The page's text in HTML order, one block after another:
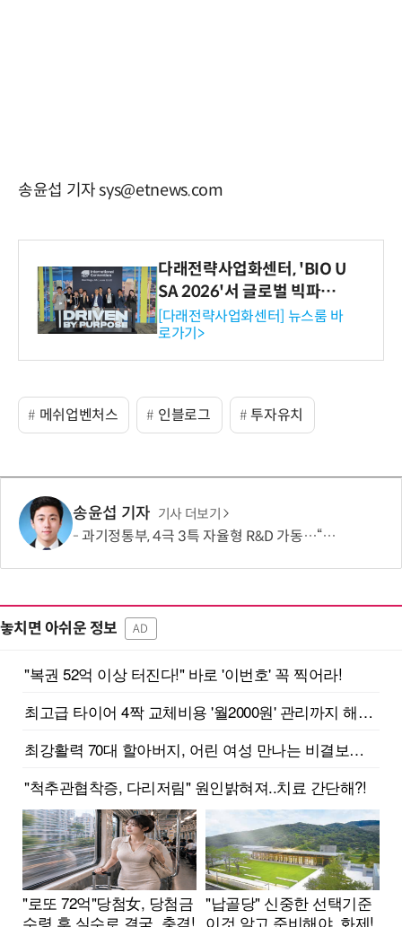
송윤섭 기자 sys@etnews.com
다래전략사업화센터, 'BIO U
SA 2026'서 글로벌 빅파마
와의 비즈니스 미팅 지원…K
-바이오 해외 진출 교두보 확
보
[다래전략사업화센터] 뉴스룸 바
로가기>
메쉬업벤처스 인블로그 투자유치
송윤섭 기자 기사 더보기
과기정통부, 4극 3특 자율형 R&D 가동…“지역이 직접 미래 성장동력 찾는다”
놓치면 아쉬운 정보 AD